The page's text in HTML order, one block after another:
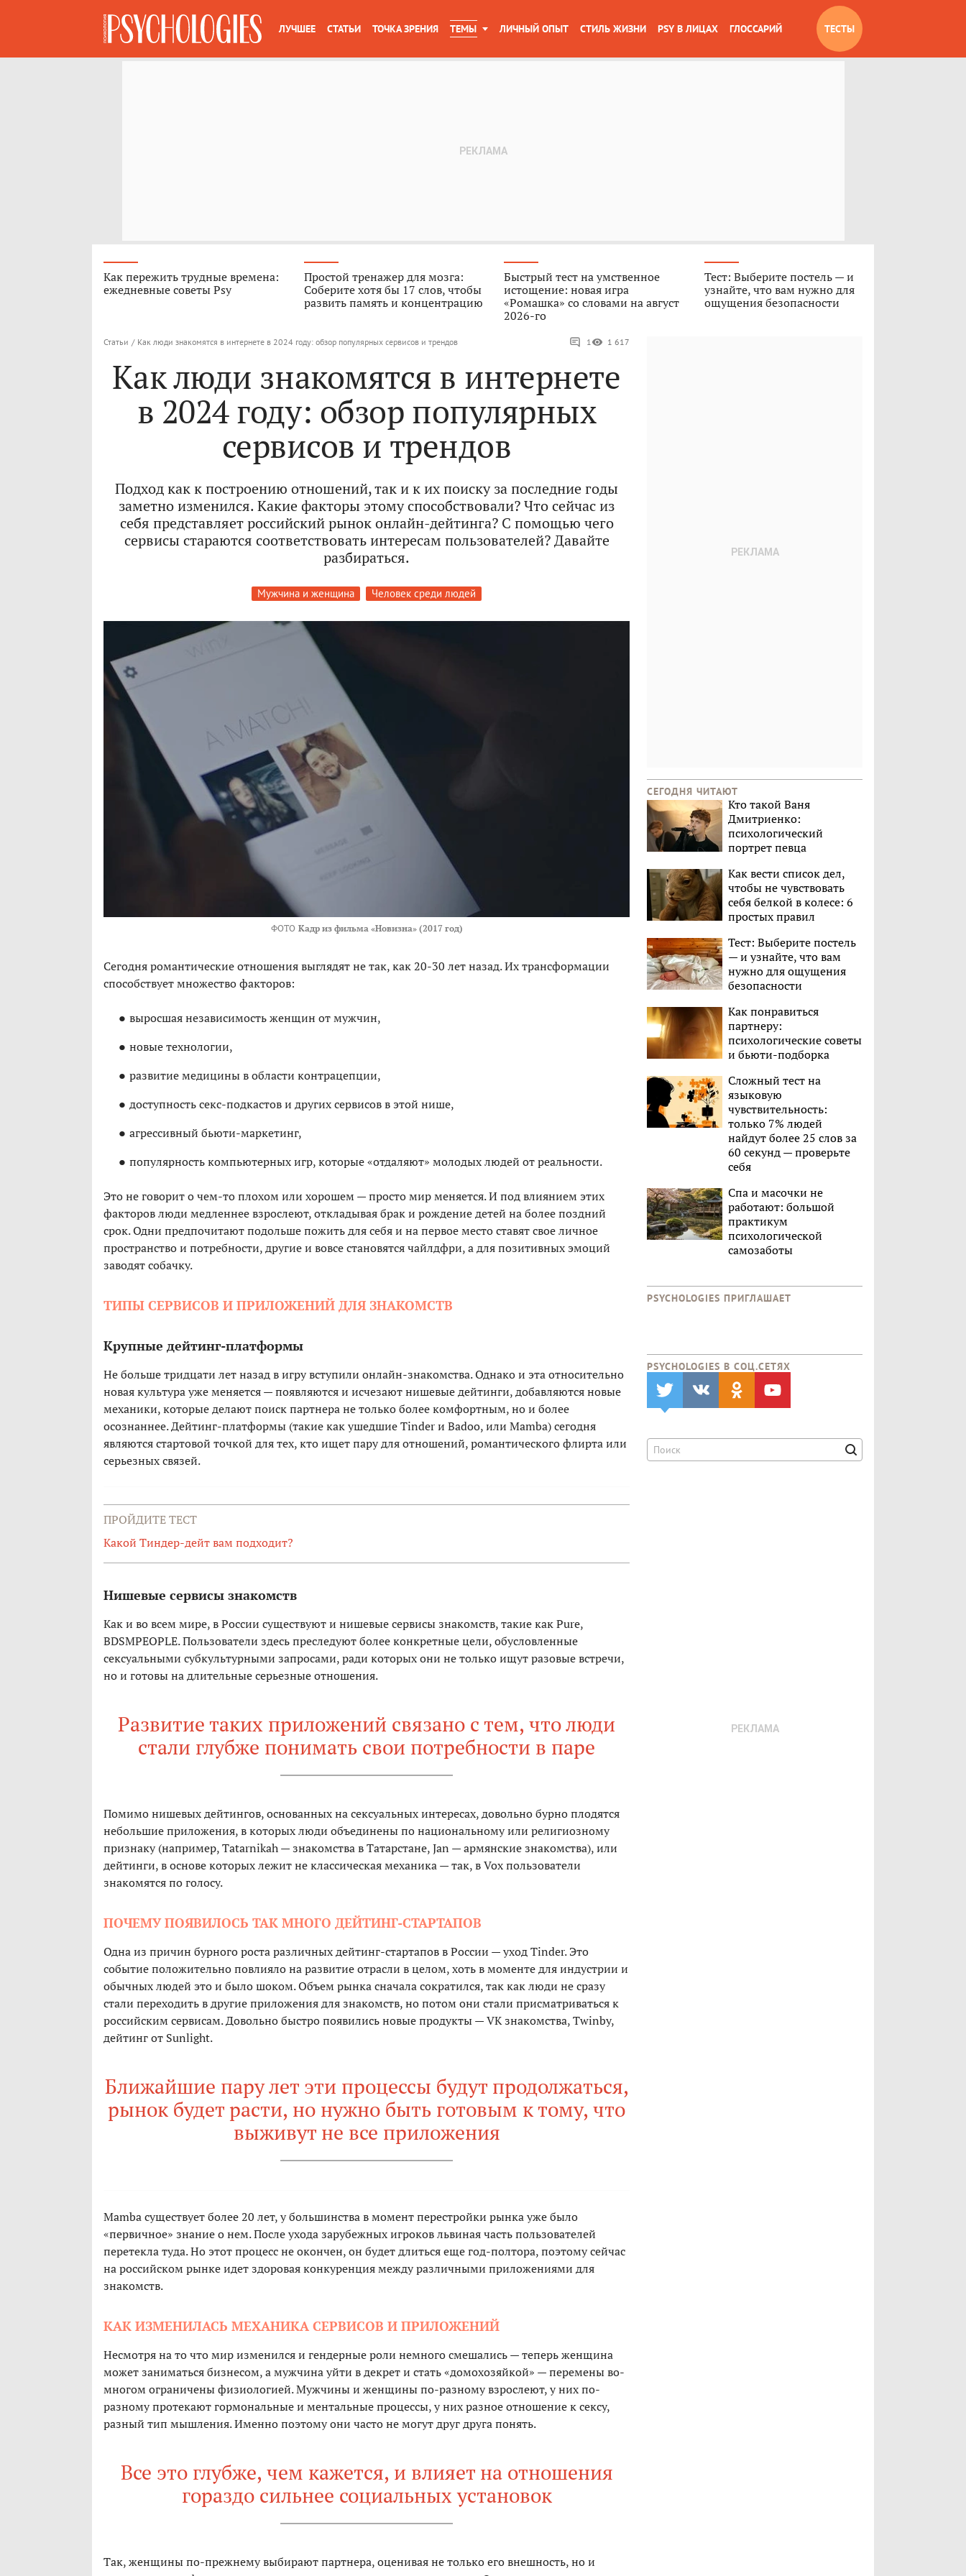
ЛУЧШЕЕ СТАТЬИ ТОЧКА ЗРЕНИЯ ТЕМЫ ЛИЧНЫЙ ОПЫТ СТИЛЬ ЖИЗНИ PSY В ЛИЦАХ ГЛОССАРИЙ ТЕСТЫ
Как пережить трудные времена:
ежедневные советы Psy
Простой тренажер для мозга:
Соберите хотя бы 17 слов, чтобы
развить память и концентрацию
Быстрый тест на умственное
истощение: новая игра
«Ромашка» со словами на август
2026-го
Тест: Выберите постель — и
узнайте, что вам нужно для
ощущения безопасности
Статьи / Как люди знакомятся в интернете в 2024 году: обзор популярных сервисов и трендов 1 1 617
Как люди знакомятся в интернете
в 2024 году: обзор популярных
сервисов и трендов
Подход как к построению отношений, так и к их поиску за последние годы
заметно изменился. Какие факторы этому способствовали? Что сейчас из
себя представляет российский рынок онлайн-дейтинга? С помощью чего
сервисы стараются соответствовать интересам пользователей? Давайте
разбираться.
Мужчина и женщина Человек среди людей
ФОТО Кадр из фильма «Новизна» (2017 год)
Сегодня романтические отношения выглядят не так, как 20-30 лет назад. Их трансформации
способствует множество факторов:
выросшая независимость женщин от мужчин,
новые технологии,
развитие медицины в области контрацепции,
доступность секс-подкастов и других сервисов в этой нише,
агрессивный бьюти-маркетинг,
популярность компьютерных игр, которые «отдаляют» молодых людей от реальности.
Это не говорит о чем-то плохом или хорошем — просто мир меняется. И под влиянием этих
факторов люди медленнее взрослеют, откладывая брак и рождение детей на более поздний
срок. Одни предпочитают подольше пожить для себя и на первое место ставят свое личное
пространство и потребности, другие и вовсе становятся чайлдфри, а для позитивных эмоций
заводят собачку.
ТИПЫ СЕРВИСОВ И ПРИЛОЖЕНИЙ ДЛЯ ЗНАКОМСТВ
Крупные дейтинг-платформы
Не больше тридцати лет назад в игру вступили онлайн-знакомства. Однако и эта относительно
новая культура уже меняется — появляются и исчезают нишевые дейтинги, добавляются новые
механики, которые делают поиск партнера не только более комфортным, но и более
осознаннее. Дейтинг-платформы (такие как ушедшие Tinder и Badoo, или Mamba) сегодня
являются стартовой точкой для тех, кто ищет пару для отношений, романтического флирта или
серьезных связей.
ПРОЙДИТЕ ТЕСТ
Какой Тиндер-дейт вам подходит?
Нишевые сервисы знакомств
Как и во всем мире, в России существуют и нишевые сервисы знакомств, такие как Pure,
BDSMPEOPLE. Пользователи здесь преследуют более конкретные цели, обусловленные
сексуальными субкультурными запросами, ради которых они не только ищут разовые встречи,
но и готовы на длительные серьезные отношения.
Развитие таких приложений связано с тем, что люди
стали глубже понимать свои потребности в паре
Помимо нишевых дейтингов, основанных на сексуальных интересах, довольно бурно плодятся
небольшие приложения, в которых люди объединены по национальному или религиозному
признаку (например, Tatarnikah — знакомства в Татарстане, Jan — армянские знакомства), или
дейтинги, в основе которых лежит не классическая механика — так, в Vox пользователи
знакомятся по голосу.
ПОЧЕМУ ПОЯВИЛОСЬ ТАК МНОГО ДЕЙТИНГ-СТАРТАПОВ
Одна из причин бурного роста различных дейтинг-стартапов в России — уход Tinder. Это
событие положительно повлияло на развитие отрасли в целом, хоть в моменте для индустрии и
обычных людей это и было шоком. Объем рынка сначала сократился, так как люди не сразу
стали переходить в другие приложения для знакомств, но потом они стали присматриваться к
российским сервисам. Довольно быстро появились новые продукты — VK знакомства, Twinby,
дейтинг от Sunlight.
Ближайшие пару лет эти процессы будут продолжаться,
рынок будет расти, но нужно быть готовым к тому, что
выживут не все приложения
Mamba существует более 20 лет, у большинства в момент перестройки рынка уже было
«первичное» знание о нем. После ухода зарубежных игроков львиная часть пользователей
перетекла туда. Но этот процесс не окончен, он будет длиться еще год-полтора, поэтому сейчас
на российском рынке идет здоровая конкуренция между различными приложениями для
знакомств.
КАК ИЗМЕНИЛАСЬ МЕХАНИКА СЕРВИСОВ И ПРИЛОЖЕНИЙ
Несмотря на то что мир изменился и гендерные роли немного смешались — теперь женщина
может заниматься бизнесом, а мужчина уйти в декрет и стать «домохозяйкой» — перемены во-
многом ограничены физиологией. Мужчины и женщины по-разному взрослеют, у них по-
разному протекают гормональные и ментальные процессы, у них разное отношение к сексу,
разный тип мышления. Именно поэтому они часто не могут друг друга понять.
Все это глубже, чем кажется, и влияет на отношения
гораздо сильнее социальных установок
Так, женщины по-прежнему выбирают партнера, оценивая не только его внешность, но и
СЕГОДНЯ ЧИТАЮТ
Кто такой Ваня
Дмитриенко:
психологический
портрет певца
Как вести список дел,
чтобы не чувствовать
себя белкой в колесе: 6
простых правил
Тест: Выберите постель
— и узнайте, что вам
нужно для ощущения
безопасности
Как понравиться
партнеру:
психологические советы
и бьюти-подборка
Сложный тест на
языковую
чувствительность:
только 7% людей
найдут более 25 слов за
60 секунд — проверьте
себя
Спа и масочки не
работают: большой
практикум
психологической
самозаботы
PSYCHOLOGIES ПРИГЛАШАЕТ
PSYCHOLOGIES В CОЦ.СЕТЯХ